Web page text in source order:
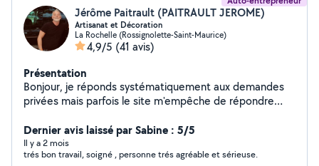
Jérôme Paitrault (PAITRAULT JEROME)
Artisanat et Décoration
La Rochelle (Rossignolette-Saint-Maurice)
4,9/5 (41 avis)
Présentation
Bonjour, je réponds systématiquement aux demandes
privées mais parfois le site m'empêche de répondre
pas. Du coup n'hésitez pas à m'appeler au 0611550687
Sérieux, rigoureux et créatif, je viendrai réaliser vos
petits et gros travaux avec bonne humeur. Je peux vous
Dernier avis laissé par Sabine : 5/5
Il y a 2 mois
trés bon travail, soigné , personne trés agréable et sérieuse.